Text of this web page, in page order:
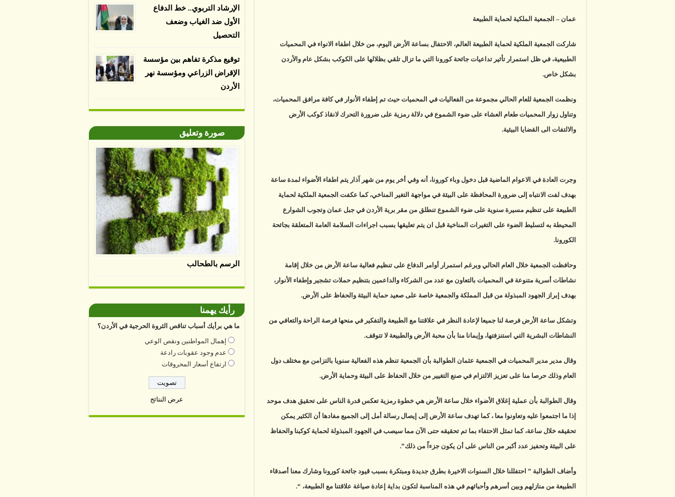
عمان – الجمعية الملكية لحماية الطبيعة
شاركت الجمعية الملكية لحماية الطبيعة العالم، الاحتفال بساعة الأرض اليوم، من خلال اطفاء الانواء في المحميات
الطبيعية، في ظل استمرار تأثير تداعيات جائحة كورونا التي ما تزال تلقي بظلالها على الكوكب بشكل عام والأردن
بشكل خاص.
ونظمت الجمعية للعام الحالي مجموعة من الفعاليات في المحميات حيث تم إطفاء الأنوار في كافة مرافق المحميات،
وتناول زوار المحميات طعام العشاء على ضوء الشموع في دلالة رمزية على ضرورة التحرك لانقاذ كوكب الأرض
والالتفات الى القضايا البيئية.
وجرت العادة في الاعوام الماضية قبل دخول وباء كورونا، أنه وفي أخر يوم من شهر آذار يتم اطفاء الأضواء لمدة ساعة
بهدف لفت الانتباه إلى ضرورة المحافظة على البيئة في مواجهة التغير المناخي، كما عكفت الجمعية الملكية لحماية
الطبيعة على تنظيم مسيرة سنوية على ضوء الشموع تنطلق من مقر برية الأردن في جبل عمان وتجوب الشوارع
المحيطة به لتسليط الضوء على التغيرات المناخية قبل ان يتم تعليقها بسبب اجراءات السلامة العامة المتعلقة بجائحة
الكورونا.
وحافظت الجمعية خلال العام الحالي وبرغم استمرار أوامر الدفاع على تنظيم فعالية ساعة الأرض من خلال إقامة
نشاطات أسرية متنوعة في المحميات بالتعاون مع عدد من الشركاء والداعمين بتنظيم حملات تشجير وإطفاء الأنوار،
بهدف إبراز الجهود المبذولة من قبل المملكة والجمعية خاصة على صعيد حماية البيئة والحفاظ على الأرض.
وتشكل ساعة الأرض فرصة لنا جميعا لإعادة النظر في علاقتنا مع الطبيعة والتفكير في منحها فرصة الراحة والتعافي من
النشاطات البشرية التي استنزفتها، وإيمانا منا بأن محبة الأرض والطبيعة لا تتوقف.
وقال مدير مدير المحميات في الجمعية عثمان الطوالبة بأن الجمعية تنظم هذه الفعالية سنويا بالتزامن مع مختلف دول
العام وذلك حرصا منا على تعزيز الالتزام في صنع التغيير من خلال الحفاظ على البيئة وحماية الأرض.
وقال الطوالبة بأن عملية إغلاق الأضواء خلال ساعة الأرض هي خطوة رمزية تعكس قدرة الناس على تحقيق هدف موحد
إذا ما اجتمعوا عليه وتعاونوا معا ، كما تهدف ساعة الأرض إلى إيصال رسالة أمل إلى الجميع مفادها أن الكثير يمكن
تحقيقه خلال ساعة، كما تمثل الاحتفاء بما تم تحقيقه حتى الآن مما سيصب في الجهود المبذولة لحماية كوكبنا والحفاظ
على البيئة وتحفيز عدد أكبر من الناس على أن يكون جزءاً من ذلك”.
وأضاف الطوالبة ” احتفللنا خلال السنوات الاخيرة بطرق جديدة ومبتكرة بسبب قيود جائحة كورونا وشارك معنا أصدقاء
الطبيعة من منازلهم وبين أسرهم وأحبائهم في هذه المناسبة لتكون بداية إعادة صياغة علاقتنا مع الطبيعة، “.
الإرشاد التربوي.. خط الدفاع
الأول ضد الغياب وضعف
التحصيل
توقيع مذكرة تفاهم بين مؤسسة
الإقراض الزراعي ومؤسسة نهر
الأردن
صورة وتعليق
الرسم بالطحالب
رأيك يهمنا
ما هي برأيك أسباب تناقص الثروة الحرجية في الأردن؟
إهمال المواطنين ونقص الوعي
عدم وجود عقوبات رادعة
ارتفاع أسعار المحروقات
عرض النتائج